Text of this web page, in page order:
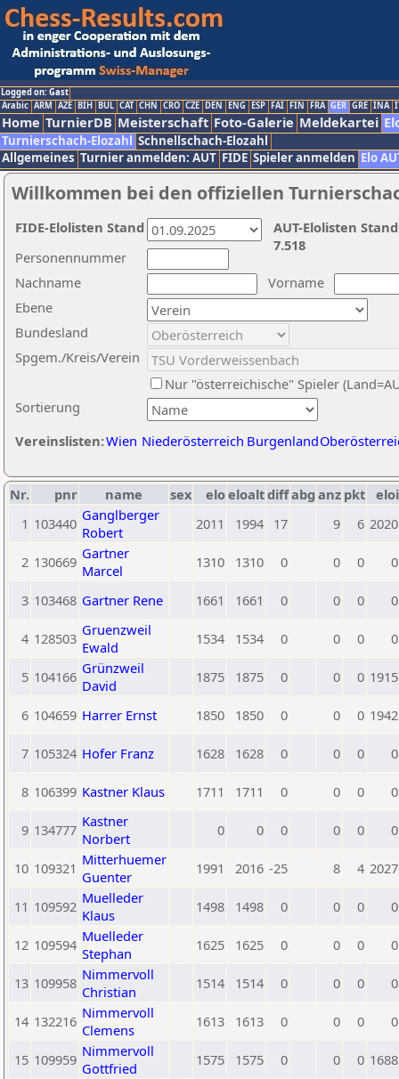
Logged on: Gast
Arabic ARM AZE BIH BUL CAT CHN CRO CZE DEN ENG ESP FAI FIN FRA GER GRE INA
Home TurnierDB Meisterschaft Foto-Galerie Meldekartei
Turnierschach-Elozahl Schnellschach-Elozahl
Allgemeines Turnier anmelden: AUT FIDE Spieler anmelden Elo
Willkommen bei den offiziellen
Nachname
Vorname
Ebene
Sortierung
Personennummer
Bundesland
Spgem./Kreis/Verein
Nur "österreichische" Spieler
Vereinslisten:Wien Niederösterreich Burgenland
AUT-Elolisten
7.518
FIDE-Elolisten Stand
Nr. pnr name sex eloeloaltdiffabg anz pkt eloi
1 103440 Ganglberger
Robert
2011 1994 17 9 6 2020
2 130669 Gartner
Marcel
1310 1310 0 0 0 0
3 103468 Gartner Rene 1661 1661 0 0 0 0
4 128503 Gruenzweil
Ewald
1534 1534 0 0 0 0
5 104166 Grünzweil
David
1875 1875 0 0 0 1915
6 104659 Harrer Ernst 1850 1850 0 0 0 1942
7 105324 Hofer Franz 1628 1628 0 0 0 0
8 106399 Kastner Klaus 1711 1711 0 0 0 0
9 134777 Kastner
Norbert
0 0 0 0 0 0
10 109321 Mitterhuemer
Guenter
1991 2016 -25 8 4 2027
11 109592 Muelleder
Klaus
1498 1498 0 0 0 0
12 109594 Muelleder
Stephan
1625 1625 0 0 0 0
13 109958 Nimmervoll
Christian
1514 1514 0 0 0 0
14 132216 Nimmervoll
Clemens
1613 1613 0 0 0 0
15 109959 Nimmervoll
Gottfried
1575 1575 0 0 0 1688